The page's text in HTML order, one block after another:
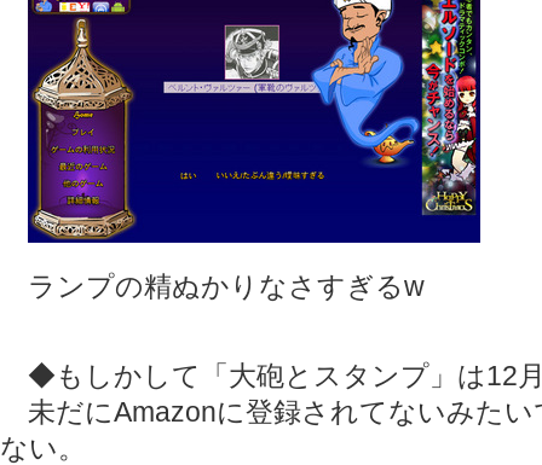
ランプの精ぬかりなさすぎるw
◆もしかして「大砲とスタンプ」は12
未だにAmazonに登録されてないみたい
ない。